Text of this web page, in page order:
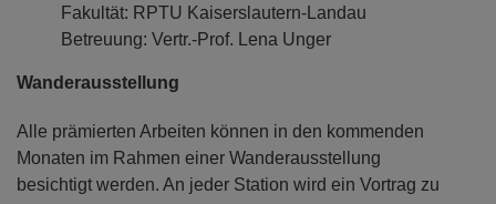
Fakultät: RPTU Kaiserslautern-Landau
Betreuung: Vertr.-Prof. Lena Unger
Wanderausstellung
Alle prämierten Arbeiten können in den kommenden
Monaten im Rahmen einer Wanderausstellung
besichtigt werden. An jeder Station wird ein Vortrag zu